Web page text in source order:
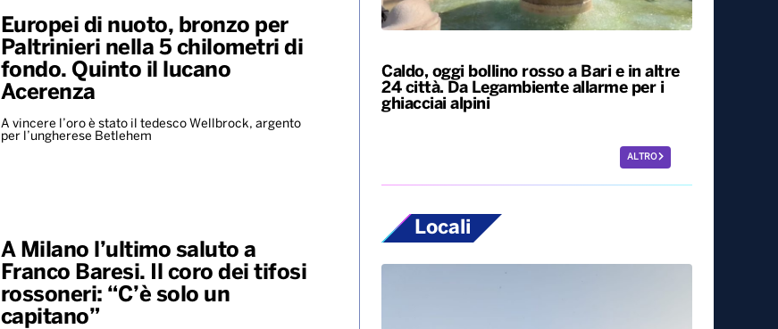
Europei di nuoto, bronzo per
Paltrinieri nella 5 chilometri di
fondo. Quinto il lucano
Acerenza
A vincere l’oro è stato il tedesco Wellbrock, argento
per l’ungherese Betlehem
A Milano l’ultimo saluto a
Franco Baresi. Il coro dei tifosi
rossoneri: “C’è solo un
capitano”
Caldo, oggi bollino rosso a Bari e in altre
24 città. Da Legambiente allarme per i
ghiacciai alpini
ALTRO
Locali